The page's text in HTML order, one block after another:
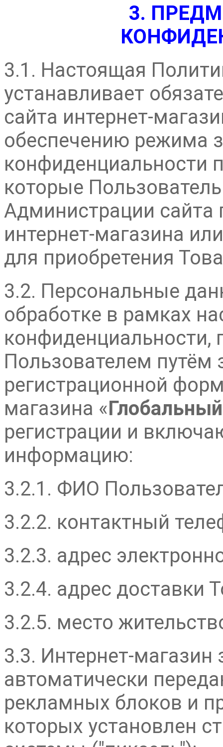
3.
3.1. Настоящая
устанавливает
сайта интернет-
обеспечению режима
конфиденциальности
которые
Администрации сайта
интернет-магазина
для приобретения
3.2. Персональные
обработке в рамках
конфиденциальности,
Пользователем путём
регистрационной
магазина «
регистрации и
информацию:
3.2.1. ФИО
3.2.2. контактный
3.2.3. адрес
3.2.4. адрес доставки
3.2.5. место
3.3. Интернет-
автоматически
рекламных блоков и
которых установлен